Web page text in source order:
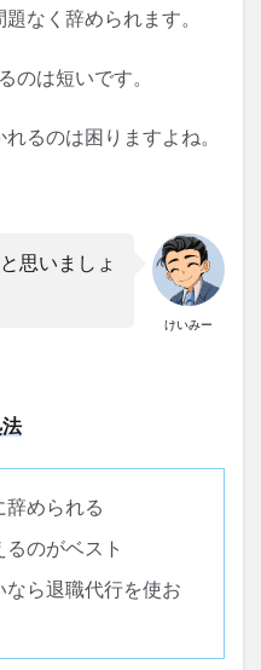
なく辞められます。
のは短いです。
るのは困りますよね。
けいみー
思いましょ
辞められる
のがベスト
なら退職代行を使お